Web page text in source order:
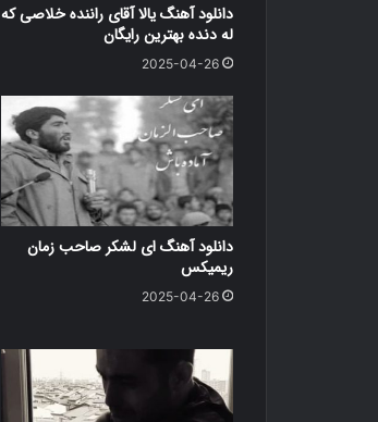
دانلود آهنگ یالا آقای راننده خلاصی که
له دنده بهترین رایگان
2025-04-26
دانلود آهنگ ای لشکر صاحب زمان
ریمیکس
2025-04-26